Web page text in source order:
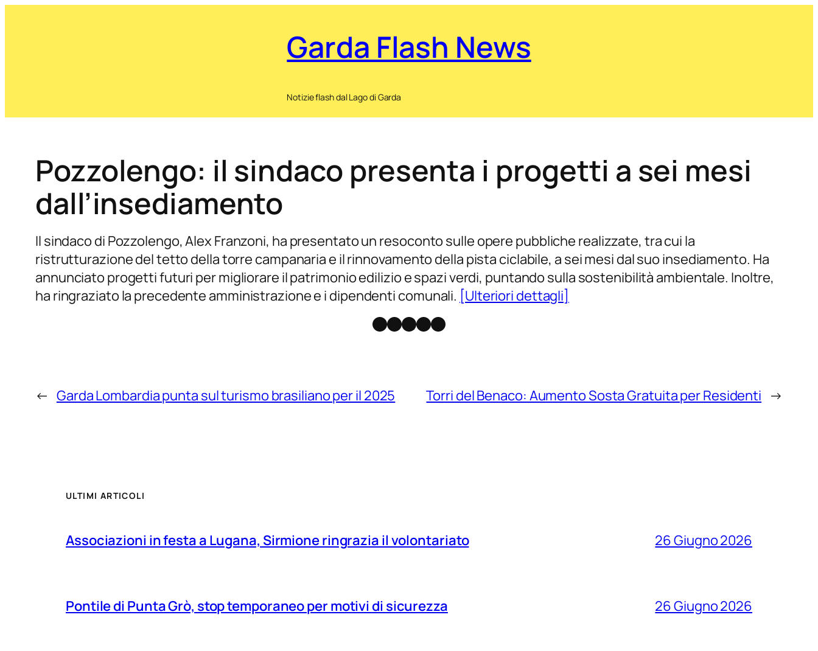
Garda Flash News
Notizie flash dal Lago di Garda
Pozzolengo: il sindaco presenta i progetti a sei mesi
dall’insediamento
Il sindaco di Pozzolengo, Alex Franzoni, ha presentato un resoconto sulle opere pubbliche realizzate, tra cui la
ristrutturazione del tetto della torre campanaria e il rinnovamento della pista ciclabile, a sei mesi dal suo insediamento. Ha
annunciato progetti futuri per migliorare il patrimonio edilizio e spazi verdi, puntando sulla sostenibilità ambientale. Inoltre,
ha ringraziato la precedente amministrazione e i dipendenti comunali. [Ulteriori dettagli]
Facebook
Instagram
X Threads
Telegram
← Garda Lombardia punta sul turismo brasiliano per il 2025 Torri del Benaco: Aumento Sosta Gratuita per Residenti →
ULTIMI ARTICOLI
Associazioni in festa a Lugana, Sirmione ringrazia il volontariato 26 Giugno 2026
Pontile di Punta Grò, stop temporaneo per motivi di sicurezza 26 Giugno 2026